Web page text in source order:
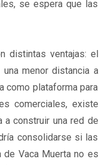
se espera que las
distintas ventajas: el
menor distancia a
como plataforma para
comerciales, existe
a construir una red de
consolidarse si las
Vaca Muerta no es